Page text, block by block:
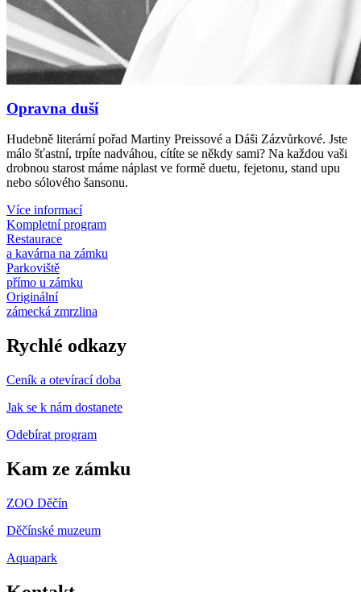
Opravna duší
Hudebně literární pořad Martiny Preissové a Dáši Zázvůrkové. Jste
málo šťastní, trpíte nadváhou, cítíte se někdy sami? Na každou vaši
drobnou starost máme náplast ve formě duetu, fejetonu, stand upu
nebo sólového šansonu.
Více informací
Kompletní program
Restaurace
a kavárna na zámku
Parkoviště
přímo u zámku
Originální
zámecká zmrzlina
Rychlé odkazy
Ceník a otevírací doba
Jak se k nám dostanete
Odebírat program
Kam ze zámku
ZOO Děčín
Děčínské muzeum
Aquapark